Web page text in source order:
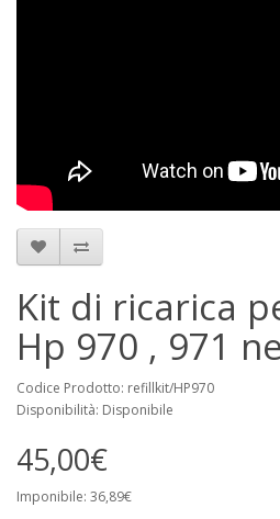
Kit di ricarica
Hp 970 , 971
Codice Prodotto: refillkit/HP970
Disponibilità: Disponibile
45,00€
Imponibile: 36,89€